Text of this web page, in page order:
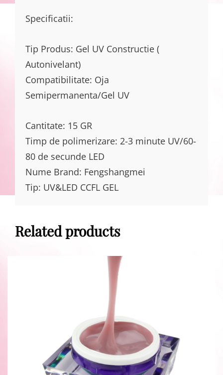
Specificatii:
Tip Produs: Gel UV Constructie (
Autonivelant)
Compatibilitate: Oja
Semipermanenta/Gel UV
Cantitate: 15 GR
Timp de polimerizare: 2-3 minute UV/60-
80 de secunde LED
Nume Brand: Fengshangmei
Tip: UV&LED CCFL GEL
Related products